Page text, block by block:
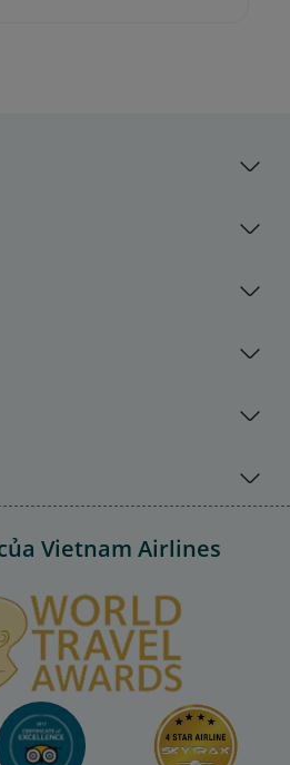
Vietnam Airlines